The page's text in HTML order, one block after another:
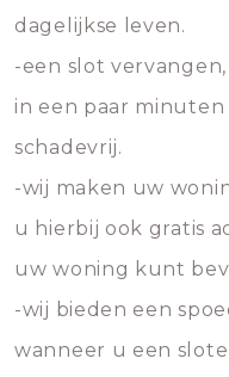
dagelijkse leven.
-een slot
in een paar minuten
schadevrij.
-wij maken uw
u hierbij ook gratis
uw woning kunt
-wij bieden een
wanneer u een